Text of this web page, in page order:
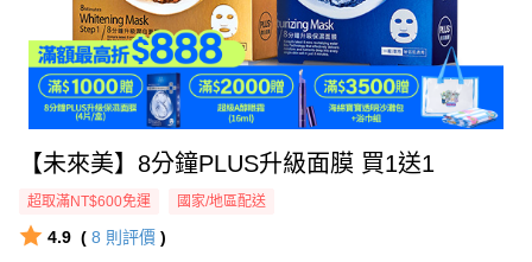
【未來美】8分鐘PLUS升級面膜 買1送1
超取滿NT$600免運 國家/地區配送
4.9 ( 8 則評價 )